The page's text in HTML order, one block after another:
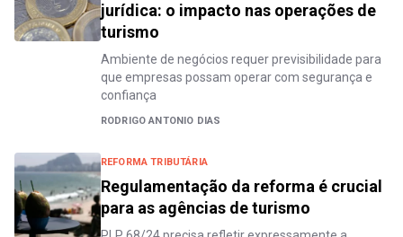
jurídica: o impacto nas operações de
turismo
Ambiente de negócios requer previsibilidade para
que empresas possam operar com segurança e
confiança
RODRIGO ANTONIO DIAS
REFORMA TRIBUTÁRIA
Regulamentação da reforma é crucial
para as agências de turismo